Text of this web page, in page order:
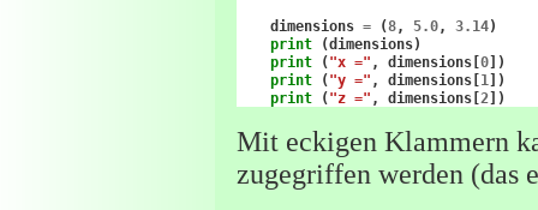
dimensions = (8, 5.0, 3.14)
print
(dimensions)
print
( "x =" , dimensions [0 ])
print
( "y =" , dimensions 1 ])
print
( "z =" , dimensions [2 ])
Mit eckigen Klammern
zugegriffen werden (das